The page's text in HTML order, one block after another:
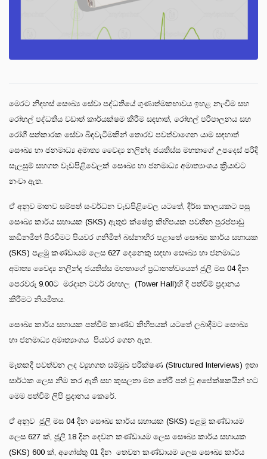
මෙරට නිදහස් සෞඛ්‍ය සේවා පද්ධතියේ ගුණාත්මකභාවය ඉහළ නැංවීම සහ
රෝහල් පද්ධතිය වඩාත් කාර්යක්ෂම කිරීම සඳහාත්, රෝහල් පරිපාලනය සහ
රෝගී සත්කාරක සේවා බිඳවැටීමකින් තොරව පවත්වාගෙන යාම සඳහාත්
සෞඛ්‍ය හා ජනමාධ්‍ය අමාත්‍ය වෛද්‍ය නලින්ද ජයතිස්ස මහතාගේ උපදෙස් පරිදි
සැලසුම් සහගත වැඩපිළිවෙලක් සෞඛ්‍ය හා ජනමාධ්‍ය අමාත්‍යාංශය ක්‍රියාවට
නංවා ඇත.
ඒ අනුව මානව සම්පත් සංවර්ධන වැඩපිළිවෙල යටතේ, දීර්ඝ කාලයකට පසු
සෞඛ්‍ය කාර්ය සහායක (SKS) ඇතුළු ක්ෂේත්‍ර කිහිපයක පවතින පුරප්පාඩු
කඩිනමින් පිරවීමට පියවර ගනිමින් බස්නාහිර පළාතේ සෞඛ්‍ය කාර්ය සහායක
(SKS) පළමු කණ්ඩායම ලෙස 627 දෙනෙකු සඳහා සෞඛ්‍ය හා ජනමාධ්‍ය
අමාත්‍ය වෛද්‍ය නලින්ද ජයතිස්ස මහතාගේ ප්‍රධානත්වයෙන් ජුලි මස 04 දින
පෙරවරු 9.00ට මරදාන ටවර් රඟහල (Tower Hall)හි දි පත්වීම් ප්‍රදානය
කිරිමට නියමිතය.
සෞඛ්‍ය කාර්ය සහායක පත්වීම් කාණ්ඩ කිහිපයක් යටතේ ලබාදීමට සෞඛ්‍ය
හා ජනමාධ්‍ය අමාත්‍යාංශය පියවර ගෙන ඇත.
මෑතකදී පවත්වන ලද ව්‍යුහගත සම්මුඛ පරීක්ෂණ (Structured Interviews) ඉතා
සාර්ථක ලෙස නිම කර ඇති සහ කුසලතා මත තේරී පත් වූ අපේක්ෂකයින් හට
මෙම පත්වීම් ලිපි ප්‍රදානය කෙරේ.
ඒ අනුව ජූලි මස 04 දින සෞඛ්‍ය කාර්ය සහායක (SKS) පළමු කණ්ඩායම
ලෙස 627 ක්, ජූලි 18 දින දෙවන කණ්ඩායම ලෙස සෞඛ්‍ය කාර්ය සහායක
(SKS) 600 ක්, අගෝස්තු 01 දින තෙවන කණ්ඩායම ලෙස සෞඛ්‍ය කාර්ය